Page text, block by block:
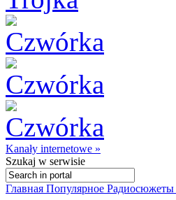
Kanały internetowe »
Szukaj w serwisie
Главная Популярное Радиосюжеты